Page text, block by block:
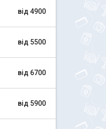
від 4900
від 5500
від 6700
від 5900